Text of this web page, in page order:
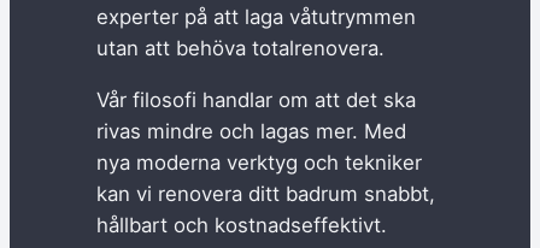
experter på att laga våtutrymmen
utan att behöva totalrenovera.
Vår filosofi handlar om att det ska
rivas mindre och lagas mer. Med
nya moderna verktyg och tekniker
kan vi renovera ditt badrum snabbt,
hållbart och kostnadseffektivt.